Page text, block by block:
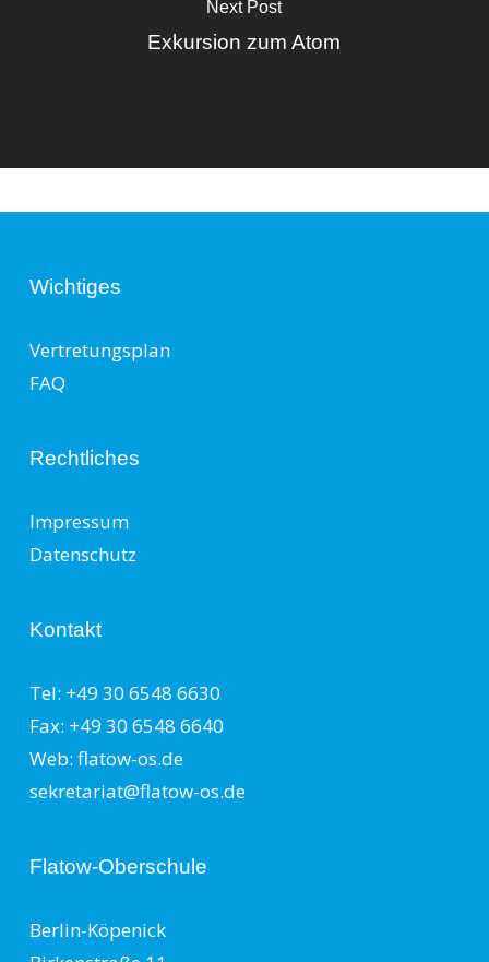
Next Post
Exkursion zum Atom
Wichtiges
Vertretungsplan
FAQ
Rechtliches
Impressum
Datenschutz
Kontakt
Tel: +49 30 6548 6630
Fax: +49 30 6548 6640
Web: flatow-os.de
sekretariat@flatow-os.de
Flatow-Oberschule
Berlin-Köpenick